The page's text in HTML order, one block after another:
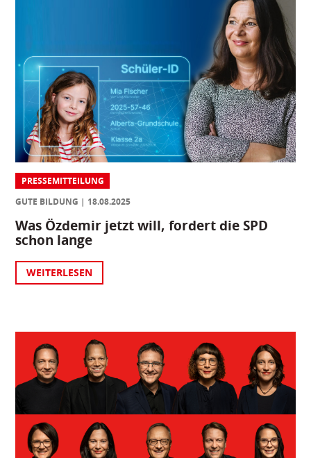
PRESSEMITTEILUNG
GUTE BILDUNG
18.08.2025
Was Özdemir jetzt will, fordert die SPD
schon lange
WEITERLESEN